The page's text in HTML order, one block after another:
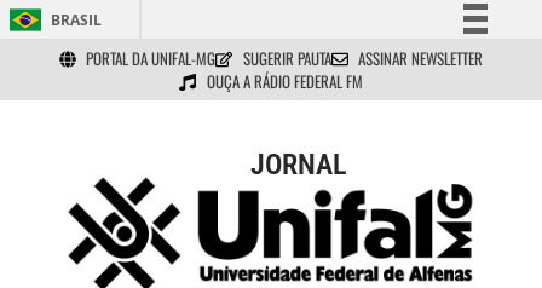
BRASIL
Simplifique!
Comunica BR
Acesso à informação
Legislação
Canais
PORTAL DA UNIFAL-MG SUGERIR PAUTA
ASSINAR NEWSLETTER
OUÇA A RÁDIO FEDERAL FM
JORNAL